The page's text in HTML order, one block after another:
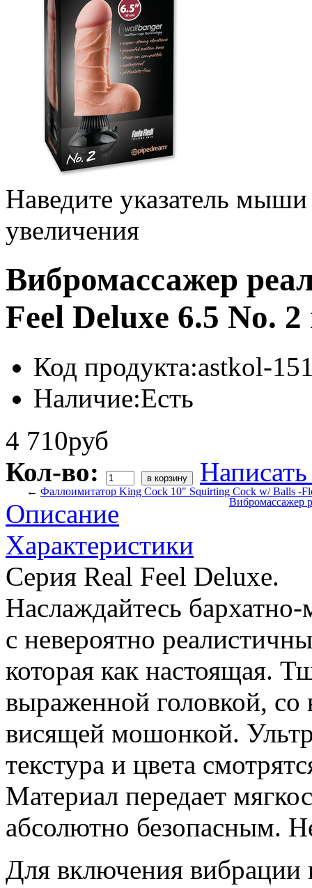
Наведите указатель
увеличения
Вибромассажер
Feel Deluxe 6.5 No.
Код продукта:astkol-
Наличие:Есть
4 710руб
Кол-во:
← Фаллоимитатор King Cock 10" Squirting Cock w/ Balls -
Вибромассажер
Описание
Характеристики
Серия Real Feel Deluxe.
Наслаждайтесь
с невероятно
которая как настоящая.
выраженной головкой,
висящей мошонкой.
текстура и цвета
Материал передает
абсолютно безопасным.
Для включения вибрации